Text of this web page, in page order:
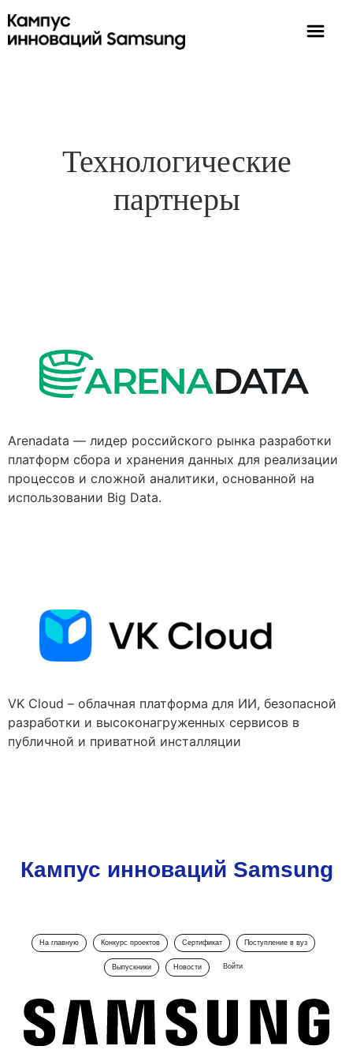
Технологические
партнеры
Arenadata — лидер российского рынка разработки
платформ сбора и хранения данных для реализации
процессов и сложной аналитики, основанной на
использовании Big Data.
VK Cloud – облачная платформа для ИИ, безопасной
разработки и высоконагруженных сервисов в
публичной и приватной инсталляции
Кампус инноваций Samsung
На главную Конкурс проектов Сертификат Поступление в вуз
Выпускники Новости Войти